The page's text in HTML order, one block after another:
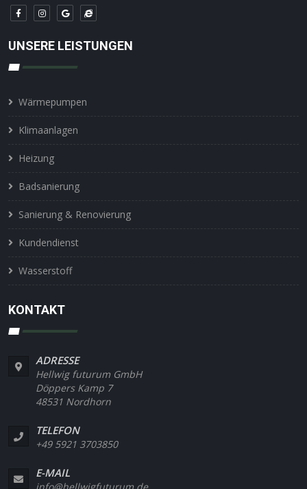
UNSERE LEISTUNGEN
Wärmepumpen
Klimaanlagen
Heizung
Badsanierung
Sanierung & Renovierung
Kundendienst
Wasserstoff
KONTAKT
ADRESSE
Hellwig futurum GmbH
Döppers Kamp 7
48531 Nordhorn
TELEFON
+49 5921 3703850
E-MAIL